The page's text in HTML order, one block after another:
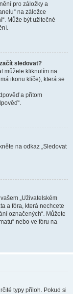
pro záložky a
na záložce
Může být užitečné
sledovat?
můžete kliknutím na
ikonu klíče), která se
a přitom
na odkaz „Sledovat
„Uživatelském
a fóra, která nechcete
označených“. Můžete
nebo ve fóru na
typy příloh. Pokud si